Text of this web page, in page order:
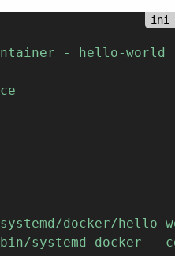
- hello-world
docker/hello-
systemd-docker --